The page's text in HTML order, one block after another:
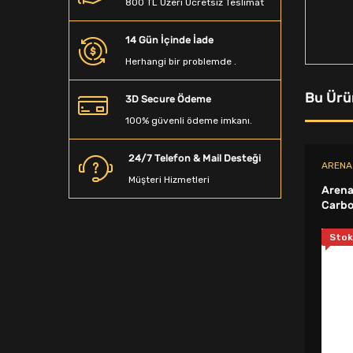
Dalış Aksesuarları
Sporcu Saç Bandı
Kamp Matarası
Boyunluk
Ağırlık Sehpaları
800 TL Üzeri Ücretsiz Teslimat
14 Gün İçinde İade
Herhangi bir problemde .
3D Secure Ödeme
100% güvenli ödeme imkanı.
24/7 Telefon & Mail Desteği
Müşteri Hizmetleri
Bu
ARENA